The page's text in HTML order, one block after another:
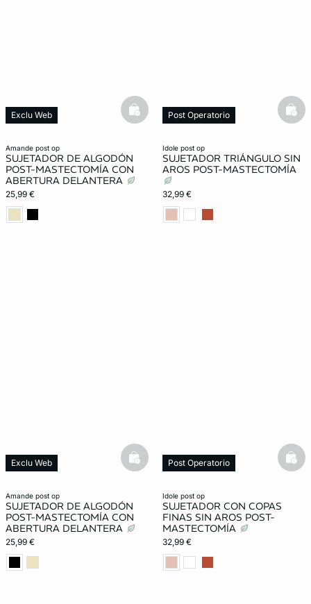
amande post op
SUJETADOR DE ALGODÓN
POST-MASTECTOMÍA CON
ABERTURA DELANTERA
25,99 €
Exclu Web
basketfull
idole post op
SUJETADOR TRIÁNGULO SIN
AROS POST-MASTECTOMÍA
32,99 €
Post Operatorio
amande post op
SUJETADOR DE ALGODÓN
POST-MASTECTOMÍA CON
ABERTURA DELANTERA
25,99 €
Exclu Web
basketfull
idole post op
SUJETADOR CON COPAS
FINAS SIN AROS POST-
MASTECTOMÍA
32,99 €
Post Operatorio